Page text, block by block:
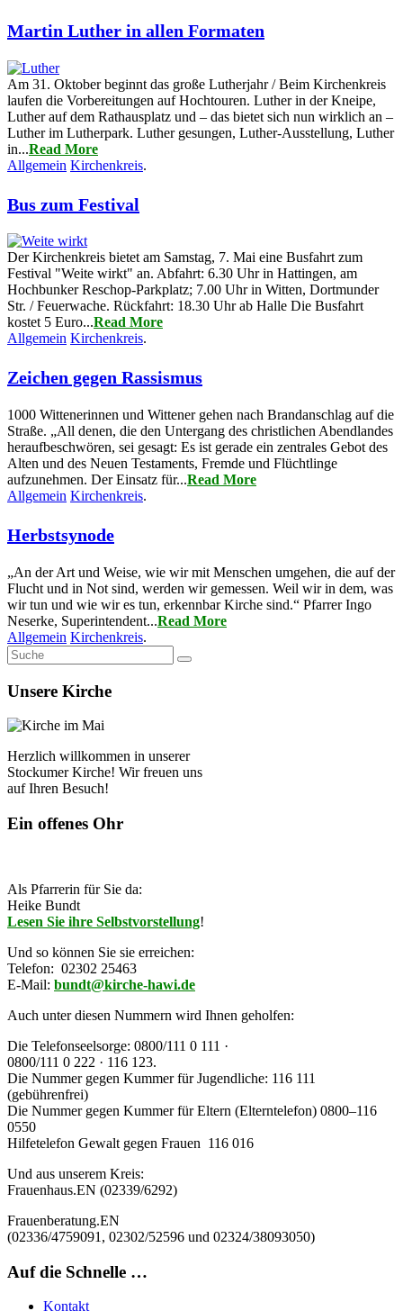
Martin Luther in allen Formaten
Am 31. Oktober beginnt das große Lutherjahr / Beim Kirchenkreis
laufen die Vorbereitungen auf Hochtouren. Luther in der Kneipe,
Luther auf dem Rathausplatz und – das bietet sich nun wirklich an –
Luther im Lutherpark. Luther gesungen, Luther-Ausstellung, Luther
in...Read More
Allgemein Kirchenkreis.
Bus zum Festival
Der Kirchenkreis bietet am Samstag, 7. Mai eine Busfahrt zum
Festival "Weite wirkt" an. Abfahrt: 6.30 Uhr in Hattingen, am
Hochbunker Reschop-Parkplatz; 7.00 Uhr in Witten, Dortmunder
Str. / Feuerwache. Rückfahrt: 18.30 Uhr ab Halle Die Busfahrt
kostet 5 Euro...Read More
Allgemein Kirchenkreis.
Zeichen gegen Rassismus
1000 Wittenerinnen und Wittener gehen nach Brandanschlag auf die
Straße. „All denen, die den Untergang des christlichen Abendlandes
heraufbeschwören, sei gesagt: Es ist gerade ein zentrales Gebot des
Alten und des Neuen Testaments, Fremde und Flüchtlinge
aufzunehmen. Der Einsatz für...Read More
Allgemein Kirchenkreis.
Herbstsynode
„An der Art und Weise, wie wir mit Menschen umgehen, die auf der
Flucht und in Not sind, werden wir gemessen. Weil wir in dem, was
wir tun und wie wir es tun, erkennbar Kirche sind.“ Pfarrer Ingo
Neserke, Superintendent...Read More
Allgemein Kirchenkreis.
Unsere Kirche
Herzlich willkommen in unserer
Stockumer Kirche! Wir freuen uns
auf Ihren Besuch!
Ein offenes Ohr
Als Pfarrerin für Sie da:
Heike Bundt
Lesen Sie ihre Selbstvorstellung!
Und so können Sie sie erreichen:
Telefon: 02302 25463
E-Mail: bundt@kirche-hawi.de
Auch unter diesen Nummern wird Ihnen geholfen:
Die Telefonseelsorge: 0800/111 0 111 ·
0800/111 0 222 · 116 123.
Die Nummer gegen Kummer für Jugendliche: 116 111
(gebührenfrei)
Die Nummer gegen Kummer für Eltern (Elterntelefon) 0800–116
0550
Hilfetelefon Gewalt gegen Frauen 116 016
Und aus unserem Kreis:
Frauenhaus.EN (02339/6292)
Frauenberatung.EN
(02336/4759091, 02302/52596 und 02324/38093050)
Auf die Schnelle …
Kontakt